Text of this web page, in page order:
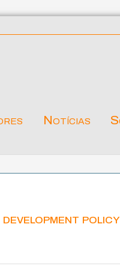
Notícias
policy